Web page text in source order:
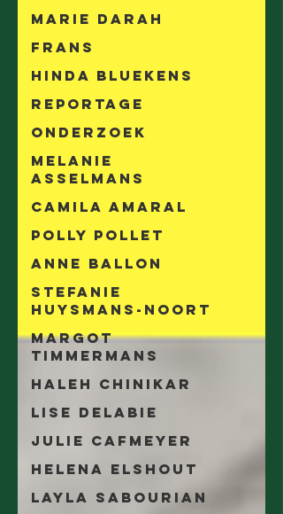
Marie Darah
Frans
Hinda Bluekens
Reportage
Onderzoek
Melanie
Asselmans
Camila Amaral
Polly Pollet
Anne Ballon
Stefanie
Huysmans-Noort
Margot
Timmermans
Haleh Chinikar
Lise Delabie
Julie Cafmeyer
Helena Elshout
Layla Sabourian